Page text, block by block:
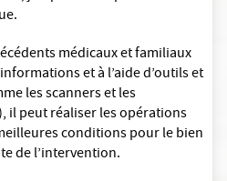
médicaux et familiaux
et à l’aide d’outils et
les scanners et les
il peut réaliser les opérations
conditions pour le bien
de l’intervention.